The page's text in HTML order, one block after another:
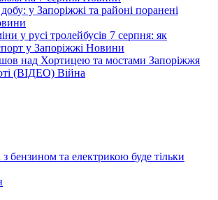
добу: у Запоріжжі та районі поранені
у русі тролейбусів 7 серпня: як
у Запоріжжі Новини
над Хортицею та мостами Запоріжжя
(ВІДЕО) Війна
бензином та електрикою буде тільки